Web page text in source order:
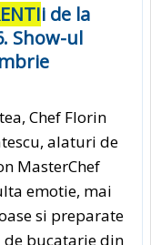
i de la
Show-ul
Chef Florin
alaturi de
MasterChef
emotie, mai
si preparate
bucatarie din